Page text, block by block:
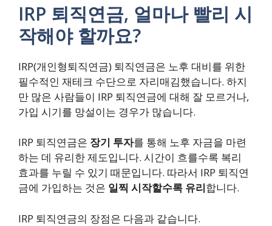
IRP 퇴직연금, 얼마나 빨리 시
작해야 할까요?
IRP(개인형퇴직연금) 퇴직연금은 노후 대비를 위한
필수적인 재테크 수단으로 자리매김했습니다. 하지
만 많은 사람들이 IRP 퇴직연금에 대해 잘 모르거나,
가입 시기를 망설이는 경우가 많습니다.
IRP 퇴직연금은 장기 투자를 통해 노후 자금을 마련
하는 데 유리한 제도입니다. 시간이 흐를수록 복리
효과를 누릴 수 있기 때문입니다. 따라서 IRP 퇴직연
금에 가입하는 것은 일찍 시작할수록 유리합니다.
IRP 퇴직연금의 장점은 다음과 같습니다.